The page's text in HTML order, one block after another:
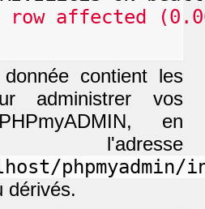
row affected
contient les
administrer vos
en
l'adresse
phpmyadmin/
dérivés.